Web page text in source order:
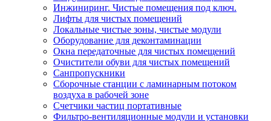
Инжиниринг. Чистые помещения под ключ.
Лифты для чистых помещений
Локальные чистые зоны, чистые модули
Оборудование для деконтаминации
Окна передаточные для чистых помещений
Очистители обуви для чистых помещений
Санпропускники
Сборочные станции с ламинарным потоком
воздуха в рабочей зоне
Счетчики частиц портативные
Фильтро-вентиляционные модули и установки